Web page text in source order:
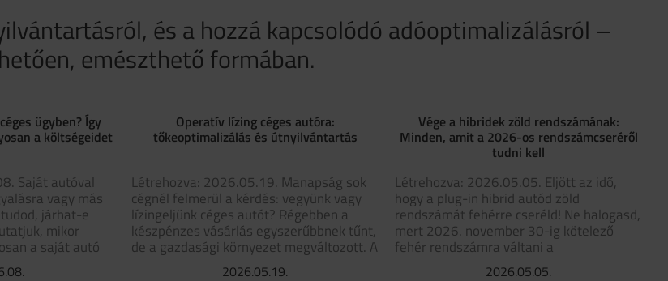
és a hozzá kapcsolódó adóoptimalizálásról –
emészthető formában.
ügyben? Így
a költségeidet
Saját autóval
vagy más
járhat-e
mikor
a saját autó
Operatív lízing céges autóra:
tőkeoptimalizálás és útnyilvántartás
2026.05.19.
Létrehozva: 2026.05.19. Manapság sok
cégnél felmerül a kérdés: vegyünk vagy
lízingeljünk céges autót? Régebben a
készpénzes vásárlás egyszerűbbnek tűnt,
de a gazdasági környezet megváltozott. A
Vége a hibridek zöld rendszámának:
Minden, amit a 2026-os rendszámcseréről
tudni kell
2026.05.05.
Létrehozva: 2026.05.05. Eljött az idő,
hogy a plug-in hibrid autód zöld
rendszámát fehérre cseréld! Ne halogasd,
mert 2026. november 30-ig kötelező
fehér rendszámra váltani a